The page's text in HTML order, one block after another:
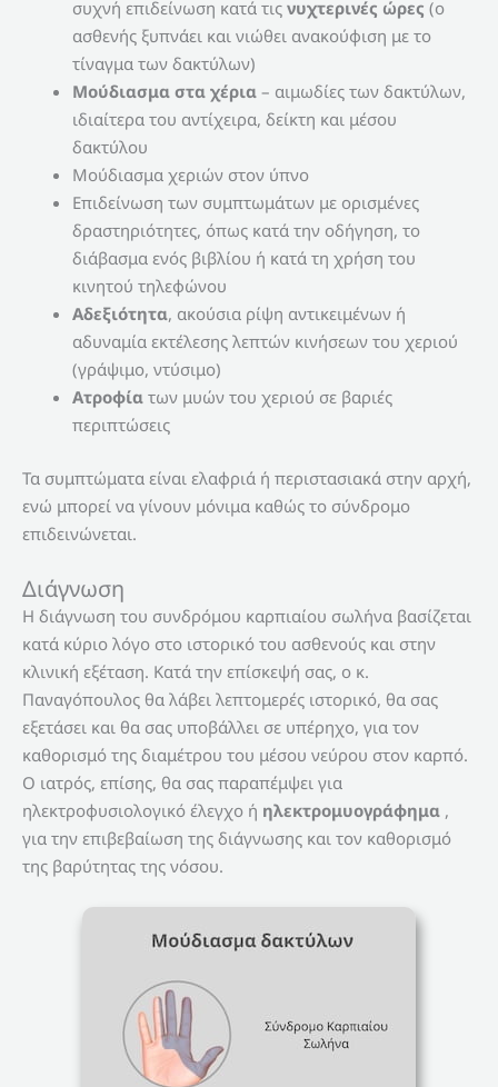
συχνή επιδείνωση κατά τις νυχτερινές ώρες (ο
ασθενής ξυπνάει και νιώθει ανακούφιση με το
τίναγμα των δακτύλων)
Μούδιασμα στα χέρια – αιμωδίες των δακτύλων,
ιδιαίτερα του αντίχειρα, δείκτη και μέσου
δακτύλου
Μούδιασμα χεριών στον ύπνο
Επιδείνωση των συμπτωμάτων με ορισμένες
δραστηριότητες, όπως κατά την οδήγηση, το
διάβασμα ενός βιβλίου ή κατά τη χρήση του
κινητού τηλεφώνου
Αδεξιότητα, ακούσια ρίψη αντικειμένων ή
αδυναμία εκτέλεσης λεπτών κινήσεων του χεριού
(γράψιμο, ντύσιμο)
Ατροφία των μυών του χεριού σε βαριές
περιπτώσεις
Τα συμπτώματα είναι ελαφριά ή περιστασιακά στην αρχή,
ενώ μπορεί να γίνουν μόνιμα καθώς το σύνδρομο
επιδεινώνεται.
Διάγνωση
Η διάγνωση του συνδρόμου καρπιαίου σωλήνα βασίζεται
κατά κύριο λόγο στο ιστορικό του ασθενούς και στην
κλινική εξέταση. Κατά την επίσκεψή σας, ο κ.
Παναγόπουλος θα λάβει λεπτομερές ιστορικό, θα σας
εξετάσει και θα σας υποβάλλει σε υπέρηχο, για τον
καθορισμό της διαμέτρου του μέσου νεύρου στον καρπό.
Ο ιατρός, επίσης, θα σας παραπέμψει για
ηλεκτροφυσιολογικό έλεγχο ή ηλεκτρομυογράφημα ,
για την επιβεβαίωση της διάγνωσης και τον καθορισμό
της βαρύτητας της νόσου.